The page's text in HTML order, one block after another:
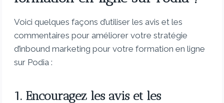
Voici quelques façons d’utiliser les avis et les
commentaires pour améliorer votre stratégie
d’inbound marketing pour votre formation en ligne
sur Podia :
1. Encouragez les avis et les